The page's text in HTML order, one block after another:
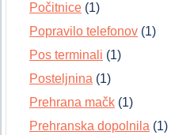
Počitnice (1)
Popravilo telefonov (1)
Pos terminali (1)
Posteljnina (1)
Prehrana mačk (1)
Prehranska dopolnila (1)